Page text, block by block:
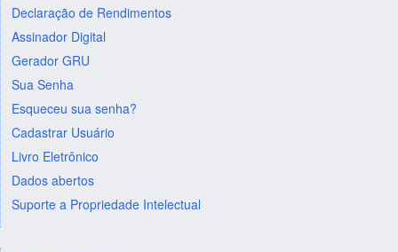
Declaração de Rendimentos
Assinador Digital
Gerador GRU
Sua Senha
Esqueceu sua senha?
Cadastrar Usuário
Livro Eletrônico
Dados abertos
Suporte a Propriedade Intelectual